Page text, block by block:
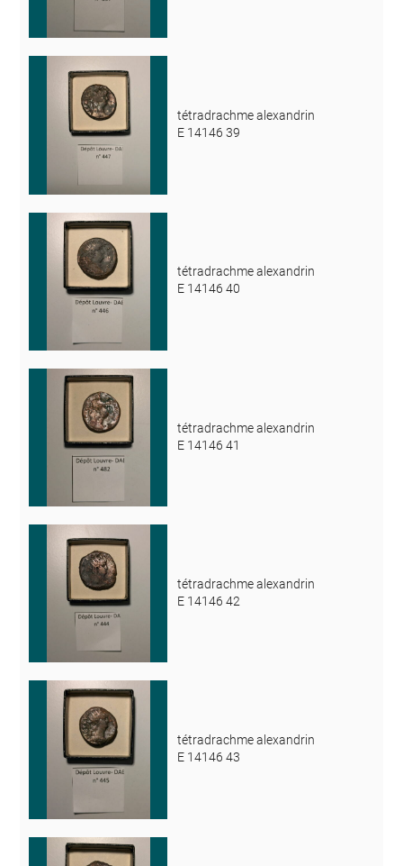
tétradrachme alexandrin
E 14146 39
tétradrachme alexandrin
E 14146 40
tétradrachme alexandrin
E 14146 41
tétradrachme alexandrin
E 14146 42
tétradrachme alexandrin
E 14146 43